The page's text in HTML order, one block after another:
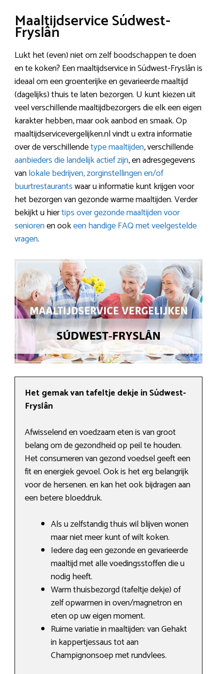
Maaltijdservice Súdwest-
Fryslân
Lukt het (even) niet om zelf boodschappen te doen
en te koken? Een maaltijdservice in Súdwest-Fryslân is
ideaal om een groenterijke en gevarieerde maaltijd
(dagelijks) thuis te laten bezorgen. U kunt kiezen uit
veel verschillende maaltijdbezorgers die elk een eigen
karakter hebben, maar ook aanbod en smaak. Op
maaltijdservicevergelijken.nl vindt u extra informatie
over de verschillendetype maaltijden, verschillende
aanbieders die landelijk actief zijn, en adresgegevens
vanlokale bedrijven, zorginstellingen en/of
buurtrestaurantswaar u informatie kunt krijgen voor
het bezorgen van gezonde warme maaltijden. Verder
bekijkt u hiertips over gezonde maaltijden voor
seniorenen ookeen handige FAQ met veelgestelde
vragen.
Het gemak van tafeltje dekje in Súdwest-
Fryslân
Afwisselend en voedzaam eten is van groot
belang om de gezondheid op peil te houden.
Het consumeren van gezond voedsel geeft een
fit en energiek gevoel. Ook is het erg belangrijk
voor de hersenen. en kan het ook bijdragen aan
een betere bloeddruk.
Als u zelfstandig thuis wil blijven wonen
maar niet meer kunt of wilt koken.
Iedere dag een gezonde en gevarieerde
maaltijd met alle voedingsstoffen die u
nodig heeft.
Warm thuisbezorgd (tafeltje dekje) of
zelf opwarmen in oven/magnetron en
eten op uw eigen moment.
Ruime variatie in maaltijden: van Gehakt
in kappertjessaus tot aan
Champignonsoep met rundvlees.